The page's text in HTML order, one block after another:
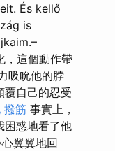
És kellő
is
，這個動作帶
吸吮他的脖
覆自己的忍受
撥筋 事實上，
困惑地看了他
翼翼地回